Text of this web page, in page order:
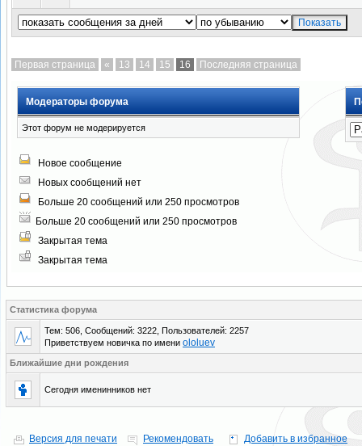
Первая страница « 13 14 15 16 Последняя страница
Модераторы форума
Этот форум не модерируется
Новое сообщение
Новых сообщений нет
Больше 20 сообщений или 250 просмотров
Больше 20 сообщений или 250 просмотров
Закрытая тема
Закрытая тема
Статистика форума
Тем: 506, Сообщений: 3222, Пользователей: 2257
Приветствуем новичка по имени ololuev
Ближайшие дни рождения
Сегодня именинников нет
Версия для печати Рекомендовать Добавить в избранное